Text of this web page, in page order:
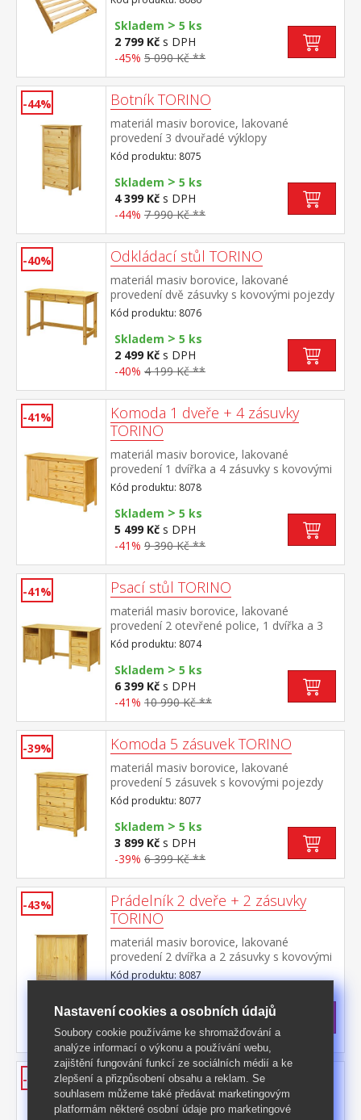
matrace 14 cm doporučený rozměr
matrace 90 × 200 cm vhodná jako výsuvná
přistýlka k pohovce TORINO 8085 nebo k
jednolůžku JANA ID30400225
Skladem > 5 ks
2 799 Kč s DPH
-45% 5 090 Kč **
-44% Botník TORINO
materiál masiv borovice, lakované
provedení 3 dvouřadé výklopy
Kód produktu: 8075
Skladem > 5 ks
4 399 Kč s DPH
-44% 7 990 Kč **
-40% Odkládací stůl TORINO
materiál masiv borovice, lakované
provedení dvě zásuvky s kovovými pojezdy
Kód produktu: 8076
Skladem > 5 ks
2 499 Kč s DPH
-40% 4 199 Kč **
-41%
Komoda 1 dveře + 4 zásuvky
TORINO
materiál masiv borovice, lakované
provedení 1 dvířka a 4 zásuvky s kovovými
pojezdy
Kód produktu: 8078
Skladem > 5 ks
5 499 Kč s DPH
-41% 9 390 Kč **
-41% Psací stůl TORINO
materiál masiv borovice, lakované
provedení 2 otevřené police, 1 dvířka a 3
zásuvky s kovovými pojezdy výsuv není
součástí dodávky ke stolu je možno
dokoupit výsuvnou desku na klávesnici 8840
Kód produktu: 8074
Skladem > 5 ks
6 399 Kč s DPH
-41% 10 990 Kč **
-39% Komoda 5 zásuvek TORINO
materiál masiv borovice, lakované
provedení 5 zásuvek s kovovými pojezdy
Kód produktu: 8077
Skladem > 5 ks
3 899 Kč s DPH
-39% 6 399 Kč **
-43%
Prádelník 2 dveře + 2 zásuvky
TORINO
materiál masiv borovice, lakované
provedení 2 dvířka a 2 zásuvky s kovovými
pojezdy
Kód produktu: 8087
7 699 Kčs DPH
-43% 13 590 Kč **
-37%
Vitrína 2 dveře + 1 zásuvka
TORINO
materiál masiv borovice, lakované
Nastavení cookies a osobních údajů
Soubory cookie používáme ke shromažďování a
analýze informací o výkonu a používání webu,
zajištění fungování funkcí ze sociálních médií a ke
zlepšení a přizpůsobení obsahu a reklam. Se
souhlasem můžeme také předávat marketingovým
platformám některé osobní údaje pro marketingové